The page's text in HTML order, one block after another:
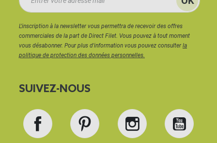
L'inscription à la newsletter vous permettra de recevoir des offres
commerciales de la part de Direct Filet. Vous pouvez à tout moment
vous désabonner. Pour plus d'information vous pouvez consulterla
politique de protection des données personnelles.
SUIVEZ-NOUS